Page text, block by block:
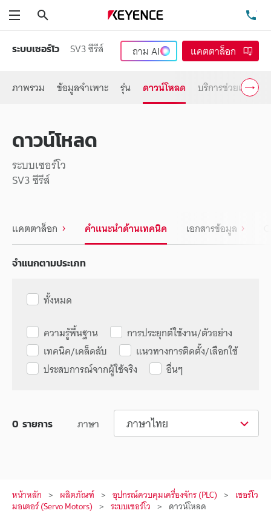
ระบบเซอร์โว SV3 ซีรีส์ ถามAI แคตตาล็อก
ภาพรวม ข้อมูลจำเพาะ รุ่น ดาวน์โหลด บริการช่วยเหลือ
ดาวน์โหลด
ระบบเซอร์โว
SV3 ซีรีส์
แคตตาล็อก คำแนะนำด้านเทคนิค เอกสารข้อมูล
จำแนกตามประเภท
ทั้งหมด
ความรู้พื้นฐาน
การประยุกต์ใช้งาน/ตัวอย่าง
เทคนิค/เคล็ดลับ
แนวทางการติดตั้ง/เลือกใช้
ประสบการณ์จากผู้ใช้จริง
อื่นๆ
ภาษา ภาษาไทย
0 รายการ
หน้าหลัก ผลิตภัณฑ์ อุปกรณ์ควบคุมเครื่องจักร (PLC) เซอร์โว
มอเตอร์ (Servo Motors) ระบบเซอร์โว ดาวน์โหลด